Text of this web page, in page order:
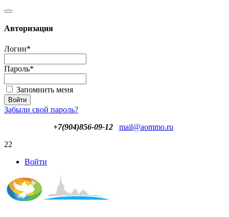
Авторизация
Логин*
Пароль*
Запомнить меня
Забыли свой пароль?
+7(904)856-09-12
mail@aommo.ru
22
Войти